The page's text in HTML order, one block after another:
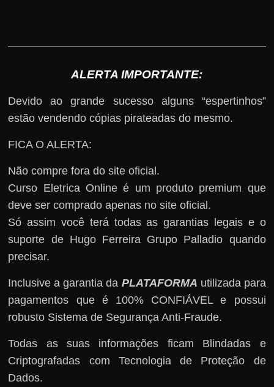
ALERTA IMPORTANTE:
Devido ao grande sucesso alguns “espertinhos”
estão vendendo cópias pirateadas do mesmo.
FICA O ALERTA:
Não compre fora do site oficial.
Curso Eletrica Online é um produto premium que
deve ser comprado apenas no site oficial.
Só assim você terá todas as garantias legais e o
suporte de Hugo Ferreira Grupo Palladio quando
precisar.
Inclusive a garantia da PLATAFORMA utilizada para
pagamentos que é 100% CONFIÁVEL e possui
robusto Sistema de Segurança Anti-Fraude.
Todas as suas informações ficam Blindadas e
Criptografadas com Tecnologia de Proteção de
Dados.